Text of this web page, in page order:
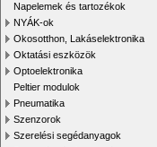
Napelemek és tartozékok
NYÁK-ok
Okosotthon, Lakáselektronika
Oktatási eszközök
Optoelektronika
Peltier modulok
Pneumatika
Szenzorok
Szerelési segédanyagok